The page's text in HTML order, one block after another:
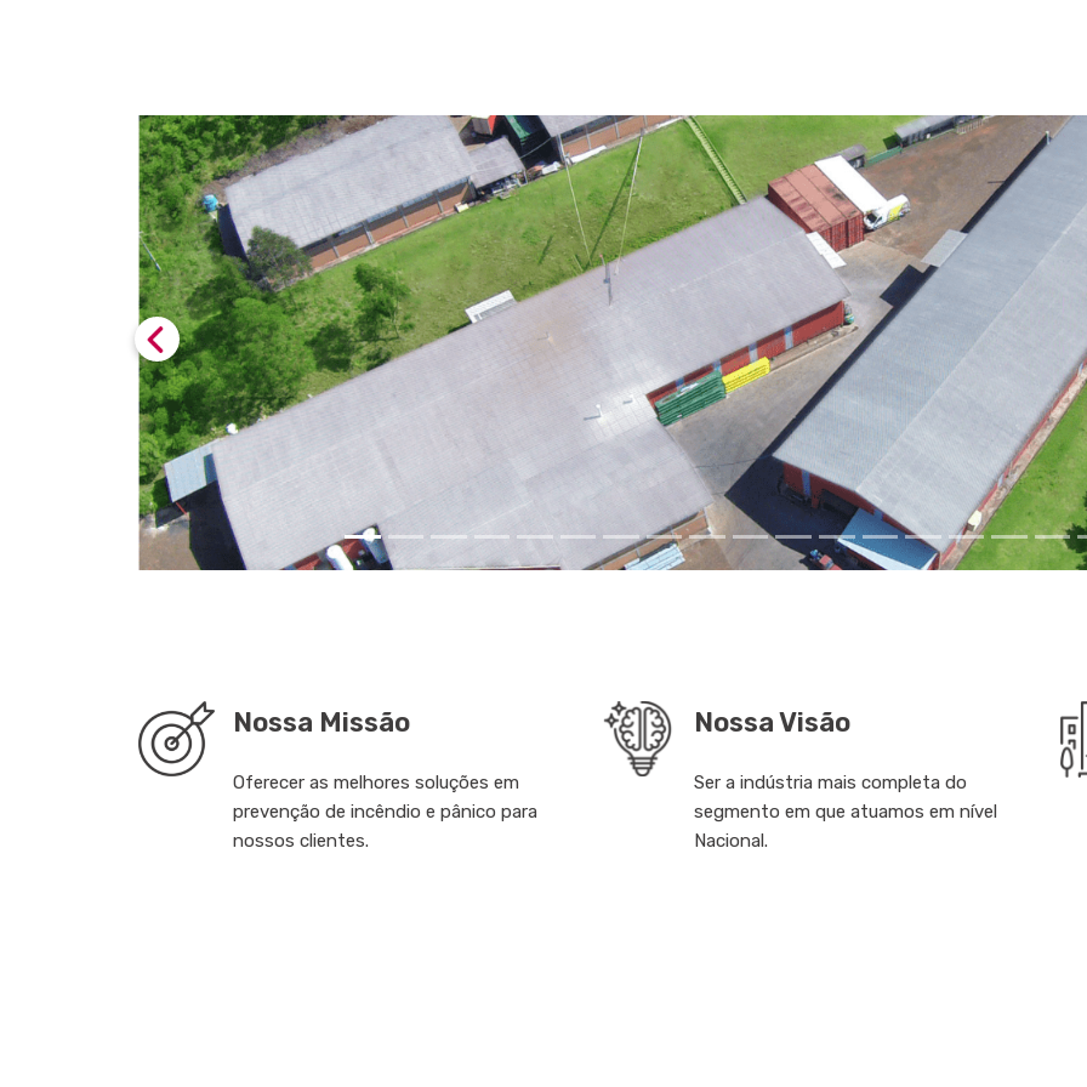
Previous
Nossa Missão
Oferecer as melhores soluções em
prevenção de incêndio e pânico para
nossos clientes.
Nossa Visão
Ser a indústria mais completa do
segmento em que atuamos em nível
Nacional.